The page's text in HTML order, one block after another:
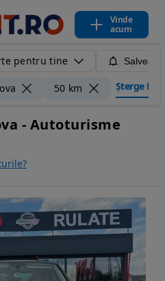
Vinde
acum
pentru tine
50 km Șterge
- Autoturisme